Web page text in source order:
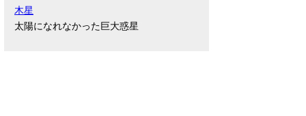
木星
太陽になれなかった巨大惑星